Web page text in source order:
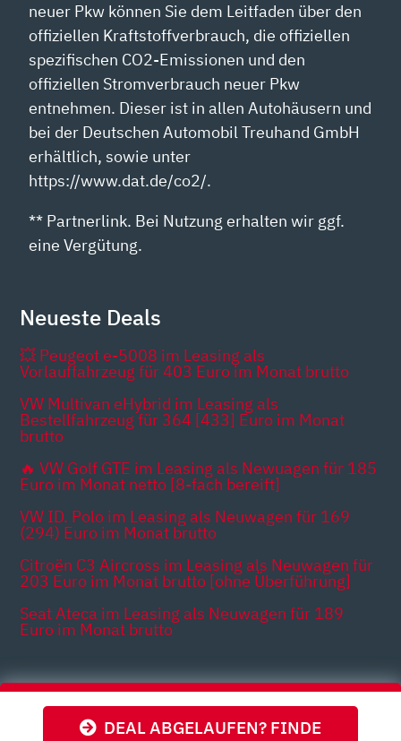
DEAL ABGELAUFEN? FINDE
neuer Pkw können Sie dem Leitfaden über den
offiziellen Kraftstoffverbrauch, die offiziellen
spezifischen CO2-Emissionen und den
offiziellen Stromverbrauch neuer Pkw
entnehmen. Dieser ist in allen Autohäusern und
bei der Deutschen Automobil Treuhand GmbH
erhältlich, sowie unter
https://www.dat.de/co2/.
** Partnerlink. Bei Nutzung erhalten wir ggf.
eine Vergütung.
Neueste Deals
💥 Peugeot e-5008 im Leasing als
Vorlauffahrzeug für 403 Euro im Monat brutto
VW Multivan eHybrid im Leasing als
Bestellfahrzeug für 364 [433] Euro im Monat
brutto
🔥 VW Golf GTE im Leasing als Newuagen für 185
Euro im Monat netto [8-fach bereift]
VW ID. Polo im Leasing als Neuwagen für 169
(294) Euro im Monat brutto
Citroën C3 Aircross im Leasing als Neuwagen für
203 Euro im Monat brutto [ohne Überführung]
Seat Ateca im Leasing als Neuwagen für 189
Euro im Monat brutto